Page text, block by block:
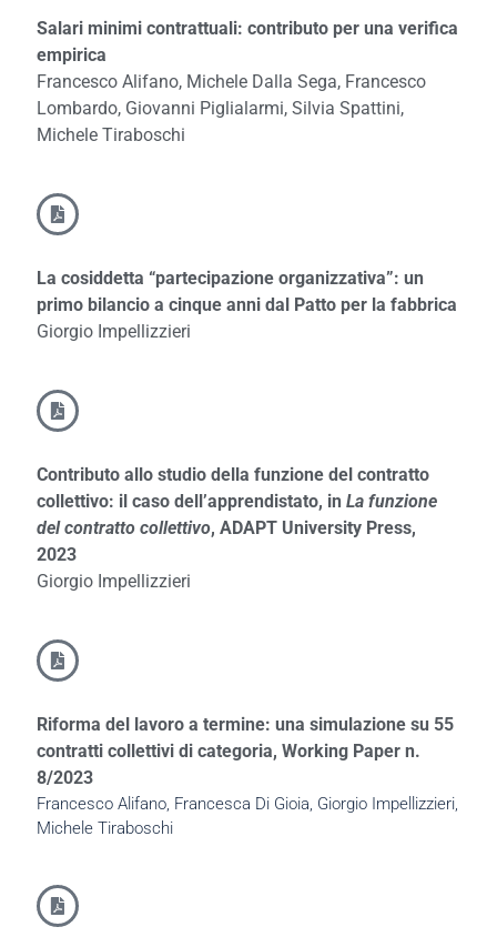
Salari minimi contrattuali: contributo per una verifica
empirica
Francesco Alifano, Michele Dalla Sega, Francesco
Lombardo, Giovanni Piglialarmi, Silvia Spattini,
Michele Tiraboschi
La cosiddetta “partecipazione organizzativa”: un
primo bilancio a cinque anni dal Patto per la fabbrica
Giorgio Impellizzieri
Contributo allo studio della funzione del contratto
collettivo: il caso dell’apprendistato, inLa funzione
del contratto collettivo, ADAPT University Press,
2023
Giorgio Impellizzieri
Riforma del lavoro a termine: una simulazione su 55
contratti collettivi di categoria, Working Paper n.
8/2023
Francesco Alifano, Francesca Di Gioia, Giorgio Impellizzieri,
Michele Tiraboschi